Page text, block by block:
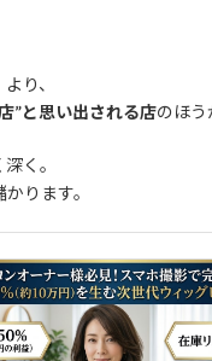
り、
”と思い出される店のほう
く。
ります。